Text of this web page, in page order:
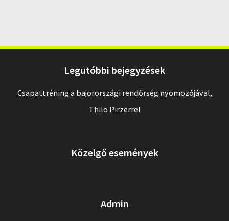
Legutóbbi bejegyzések
Csapattréning a bajorországi rendőrség nyomozójával,
Thilo Pirzerrel
Közelgő események
Admin